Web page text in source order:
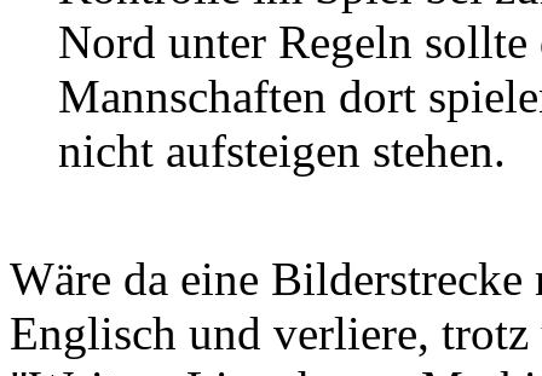
Nord unter Regeln
Mannschaften dort
nicht aufsteigen stehen.
Wäre da eine
Englisch und verliere,